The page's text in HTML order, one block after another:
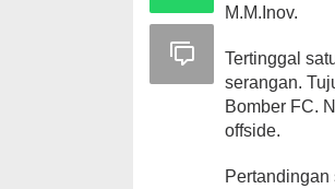
M.M.Inov.
Tertinggal
serangan.
Bomber FC.
offside.